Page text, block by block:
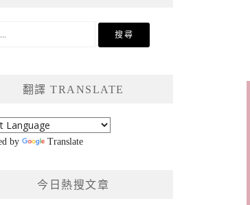
翻譯 TRANSLATE
by Translate
今日熱搜文章